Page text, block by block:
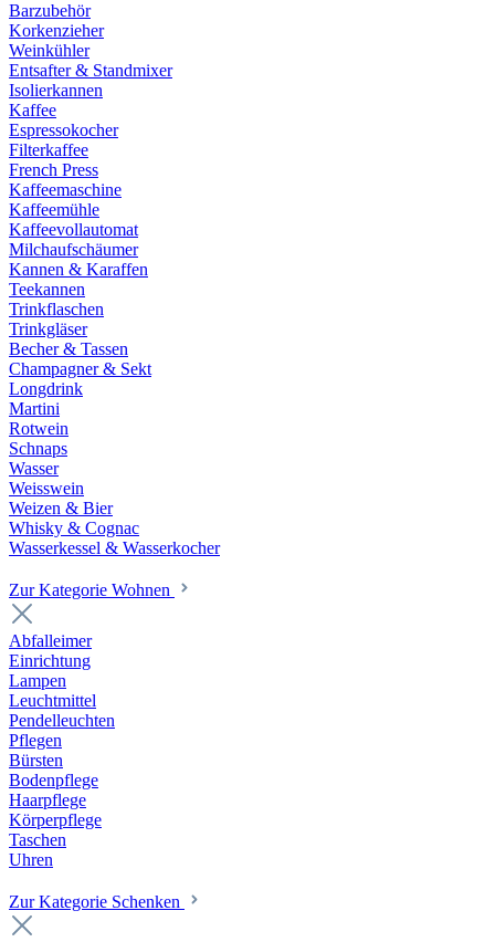
Barzubehör
Korkenzieher
Weinkühler
Entsafter & Standmixer
Isolierkannen
Kaffee
Espressokocher
Filterkaffee
French Press
Kaffeemaschine
Kaffeemühle
Kaffeevollautomat
Milchaufschäumer
Kannen & Karaffen
Teekannen
Trinkflaschen
Trinkgläser
Becher & Tassen
Champagner & Sekt
Longdrink
Martini
Rotwein
Schnaps
Wasser
Weisswein
Weizen & Bier
Whisky & Cognac
Wasserkessel & Wasserkocher
Zur Kategorie Wohnen
Abfalleimer
Einrichtung
Lampen
Leuchtmittel
Pendelleuchten
Pflegen
Bürsten
Bodenpflege
Haarpflege
Körperpflege
Taschen
Uhren
Zur Kategorie Schenken